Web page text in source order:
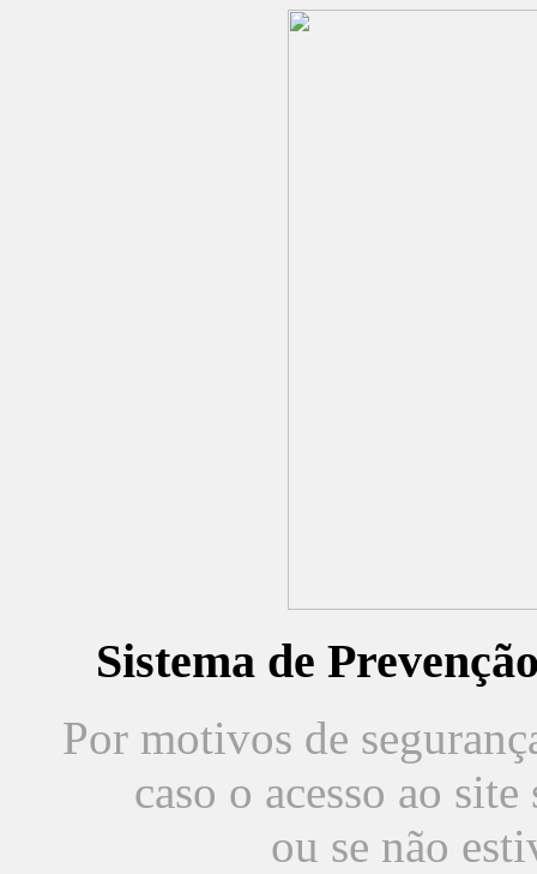
Sistema de
Por motivos de
caso o acesso ao
ou se não